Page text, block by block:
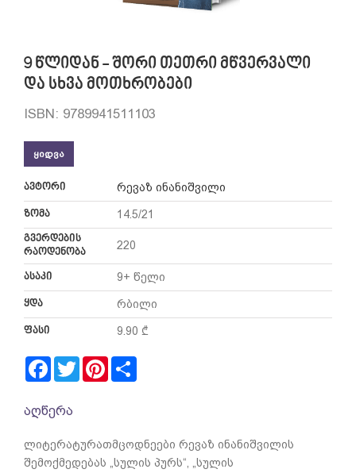
9 წლიდან - შორი თეთრი მწვერვალი
და სხვა მოთხრობები
ISBN: 9789941511103
ᲧᲘᲓᲕᲐ
ავტორი რევაზ ინანიშვილი
ზომა
14.5/21
გვერდების
რაოდენობა
220
ასაკი 9+ წელი
ყდა რბილი
ფასი 9.90 ₾
Facebook
TwitterPinterest
აღწერა
ლიტერატურათმცოდნეები რევაზ ინანიშვილის
შემოქმედებას „სულის პურს“, „სულის